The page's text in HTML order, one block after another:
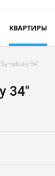
КВАРТИРЫ
34"
34"